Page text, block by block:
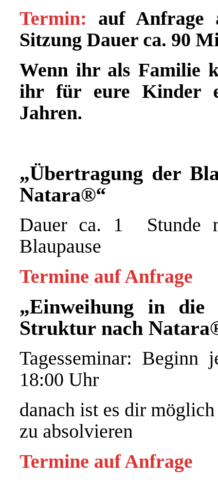
Termin:
auf Anfrage
Sitzung Dauer ca. 90
Wenn ihr als Familie
ihr für eure Kinder
Jahren.
„Übertragung der
Natara®“
Dauer ca. 1 Stunde
Blaupause
Termine auf Anfrage
„Einweihung in die
Struktur nach
Tagesseminar:
18:00 Uhr
danach ist es dir
zu absolvieren
Termine auf Anfrage